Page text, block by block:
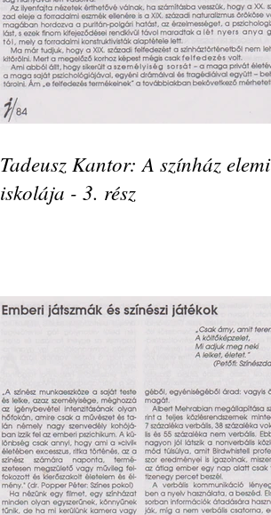
Tadeusz Kantor: A színház elemi
iskolája - 3. rész